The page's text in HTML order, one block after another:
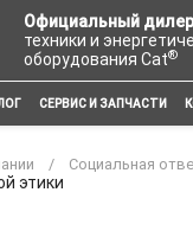
Официальный
техники и
оборудования Cat®
СЕРВИС И ЗАПЧАСТИ
Социальная
этики